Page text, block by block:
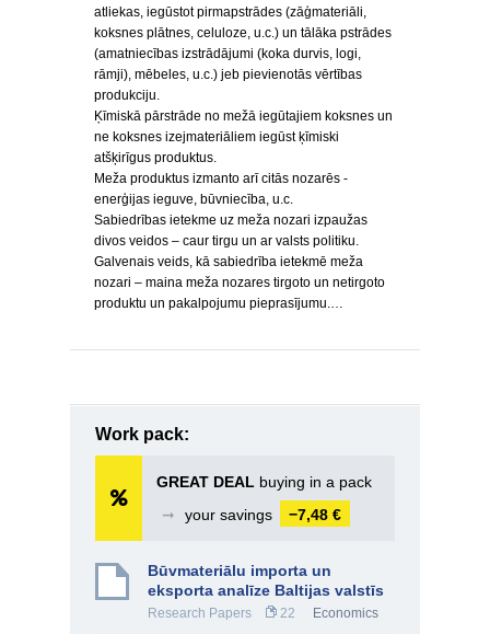
atliekas, iegūstot pirmapstrādes (zāģmateriāli,
koksnes plātnes, celuloze, u.c.) un tālāka pstrādes
(amatniecības izstrādājumi (koka durvis, logi,
rāmji), mēbeles, u.c.) jeb pievienotās vērtības
produkciju.
Ķīmiskā pārstrāde no mežā iegūtajiem koksnes un
ne koksnes izejmateriāliem iegūst ķīmiski
atšķirīgus produktus.
Meža produktus izmanto arī citās nozarēs -
enerģijas ieguve, būvniecība, u.c.
Sabiedrības ietekme uz meža nozari izpaužas
divos veidos – caur tirgu un ar valsts politiku.
Galvenais veids, kā sabiedrība ietekmē meža
nozari – maina meža nozares tirgoto un netirgoto
produktu un pakalpojumu pieprasījumu.…
Work pack:
GREAT DEAL buying in a pack
➞
your savings −7,48 €
Būvmateriālu importa un
eksporta analīze Baltijas valstīs
Research Papers 22 Economics